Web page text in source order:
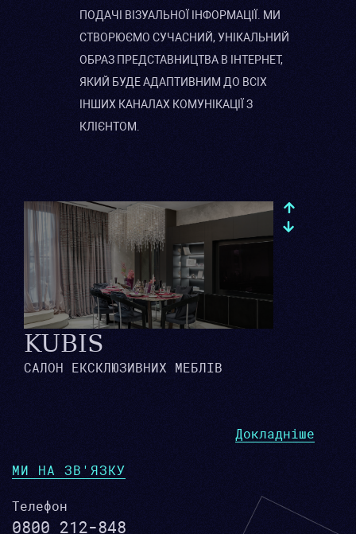
ПОДАЧІ ВІЗУАЛЬНОЇ ІНФОРМАЦІЇ. МИ
СТВОРЮЄМО СУЧАСНИЙ, УНІКАЛЬНИЙ
ОБРАЗ ПРЕДСТАВНИЦТВА В ІНТЕРНЕТ,
ЯКИЙ БУДЕ АДАПТИВНИМ ДО ВСІХ
ІНШИХ КАНАЛАХ КОМУНІКАЦІЇ З
КЛІЄНТОМ.
KUBIS
САЛОН ЕКСКЛЮЗИВНИХ МЕБЛІВ
Докладніше
МИ НА ЗВ'ЯЗКУ
Телефон
0800 212-848